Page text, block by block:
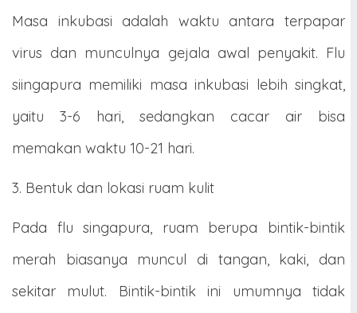
Masa inkubasi adalah waktu antara terpapar
virus dan munculnya gejala awal penyakit. Flu
siingapura memiliki masa inkubasi lebih singkat,
yaitu 3-6 hari, sedangkan cacar air bisa
memakan waktu 10-21 hari.
3. Bentuk dan lokasi ruam kulit
Pada flu singapura, ruam berupa bintik-bintik
merah biasanya muncul di tangan, kaki, dan
sekitar mulut. Bintik-bintik ini umumnya tidak